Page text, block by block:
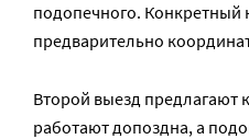
подопечного. Конкретный
предварительно
Второй выезд предлагают
работают допоздна, а